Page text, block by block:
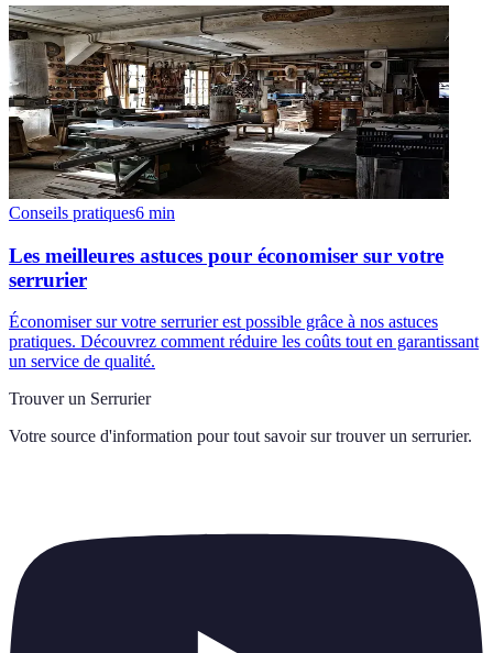
Conseils pratiques6 min
Les meilleures astuces pour économiser sur votre
serrurier
Économiser sur votre serrurier est possible grâce à nos astuces
pratiques. Découvrez comment réduire les coûts tout en garantissant
un service de qualité.
Trouver un Serrurier
Votre source d'information pour tout savoir sur trouver un serrurier.